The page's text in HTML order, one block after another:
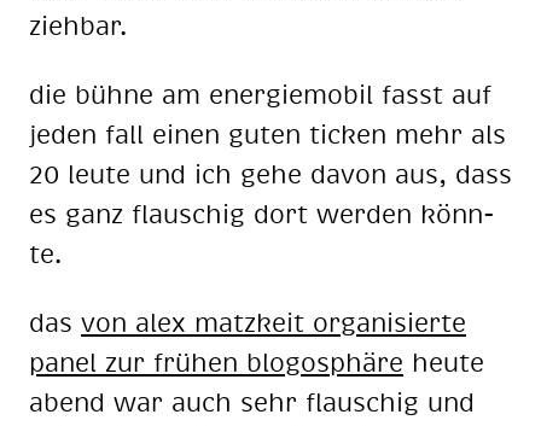
zieh­bar.
die büh­ne am en­er­gie­mo­bil fasst auf
je­den fall ei­nen gu­ten ti­cken mehr als
20 leu­te und ich gehe da­von aus, dass
es ganz flau­schig dort wer­den könn­
te.
das von alex matz­keit or­ga­ni­sier­te
pa­nel zur frü­hen blogo­sphä­re heu­te
abend war auch sehr flau­schig und